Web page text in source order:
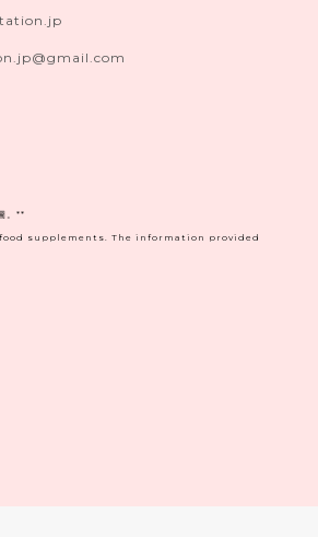
。**
supplements. The information provided